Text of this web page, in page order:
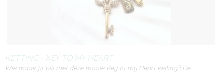
KETTING - KEY TO MY HEART
Wie maak jij blij met deze mooie Key to my Heart ketting? De…